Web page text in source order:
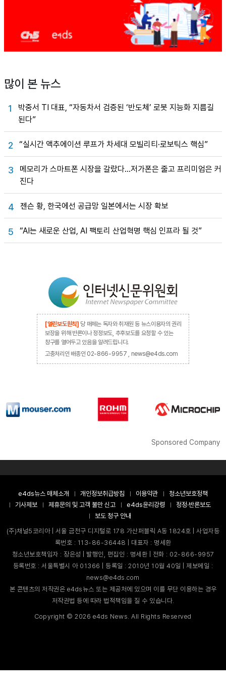
많이 본 뉴스
1
박중서 TI 대표, “자동차서 검증된 ‘반도체’ 로봇 지능화 지름길
된다”
2 “실시간 액추에이션 루프가 차세대 모빌리티·로보틱스 핵심”
3
메모리가 스마트폰 시장을 갈랐다…저가폰은 줄고 프리미엄은 커
진다
4 젠슨 황, 한국에선 공급망 일본에서는 시장 확보
5 “AI는 새로운 산업, AI 팩토리 산업혁명 핵심 인프라 될 것”
[열린보도원칙] 당 매체는 독자와 취재원 등 뉴스이용자의 권리
보장을 위해 반론이나 정정보도, 추후보도를 요청할 수 있는
창구를 열어두고 있음을 알려드립니다.
고충처리인 배종인 02-866-9957 , news@e4ds.com
Sponsored Company
e4ds뉴스 매체소개 개인정보취급방침 이용약관
청소년보호정책
기사제보
제휴문의 및 고객 불만 신고 e4ds윤리강령
정정·반론보도
보도 청구 안내
(주)채널5코리아 | 서울 금천구 디지털로 178 가산퍼블릭 A동 1824호 | 사업자등
록번호 : 113-86-36448 | 대표자 : 명세환
청소년보호책임자 : 장은성 | 발행인, 편집인 : 명세환 | 전화 : 02-866-9957
등록번호 : 서울특별시 아 01366 | 등록일 : 2010년 10월 40일 | 제보메일 :
news@e4ds.com
본 콘텐츠의 저작권은 e4ds뉴스 또는 제공처에 있으며 이를 무단 이용하는 경우
저작권법 등에 따라 법적책임을 질 수 있습니다.
Copyright ©2026 e4ds News. All Rights Reserved